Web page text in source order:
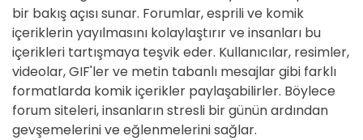
bir bakış açısı sunar. Forumlar, esprili ve komik
içeriklerin yayılmasını kolaylaştırır ve insanları bu
içerikleri tartışmaya teşvik eder. Kullanıcılar, resimler,
videolar, GIF'ler ve metin tabanlı mesajlar gibi farklı
formatlarda komik içerikler paylaşabilirler. Böylece
forum siteleri, insanların stresli bir günün ardından
gevşemelerini ve eğlenmelerini sağlar.